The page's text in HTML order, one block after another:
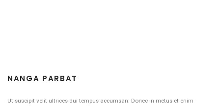
NANGA PARBAT
Ut suscipit velit ultrices dui tempus accumsan. Donec in metus et enim